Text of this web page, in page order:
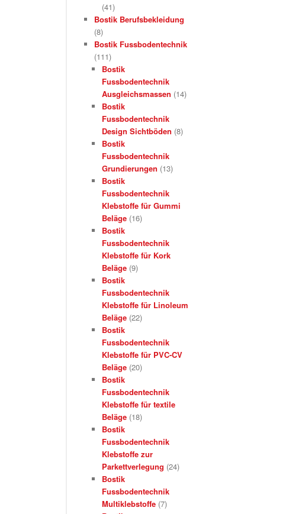
(41)
Bostik Berufsbekleidung
(8)
Bostik Fussbodentechnik
(111)
Bostik
Fussbodentechnik
Ausgleichsmassen (14)
Bostik
Fussbodentechnik
Design Sichtböden (8)
Bostik
Fussbodentechnik
Grundierungen (13)
Bostik
Fussbodentechnik
Klebstoffe für Gummi
Beläge (16)
Bostik
Fussbodentechnik
Klebstoffe für Kork
Beläge (9)
Bostik
Fussbodentechnik
Klebstoffe für Linoleum
Beläge (22)
Bostik
Fussbodentechnik
Klebstoffe für PVC-CV
Beläge (20)
Bostik
Fussbodentechnik
Klebstoffe für textile
Beläge (18)
Bostik
Fussbodentechnik
Klebstoffe zur
Parkettverlegung (24)
Bostik
Fussbodentechnik
Multiklebstoffe (7)